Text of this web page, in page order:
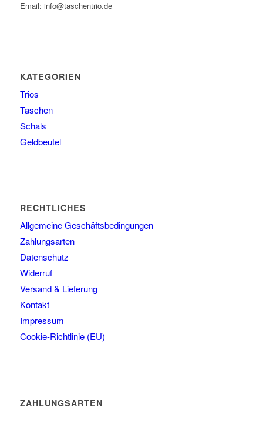
Email: info@taschentrio.de
KATEGORIEN
Trios
Taschen
Schals
Geldbeutel
RECHTLICHES
Allgemeine Geschäftsbedingungen
Zahlungsarten
Datenschutz
Widerruf
Versand & Lieferung
Kontakt
Impressum
Cookie-Richtlinie (EU)
ZAHLUNGSARTEN